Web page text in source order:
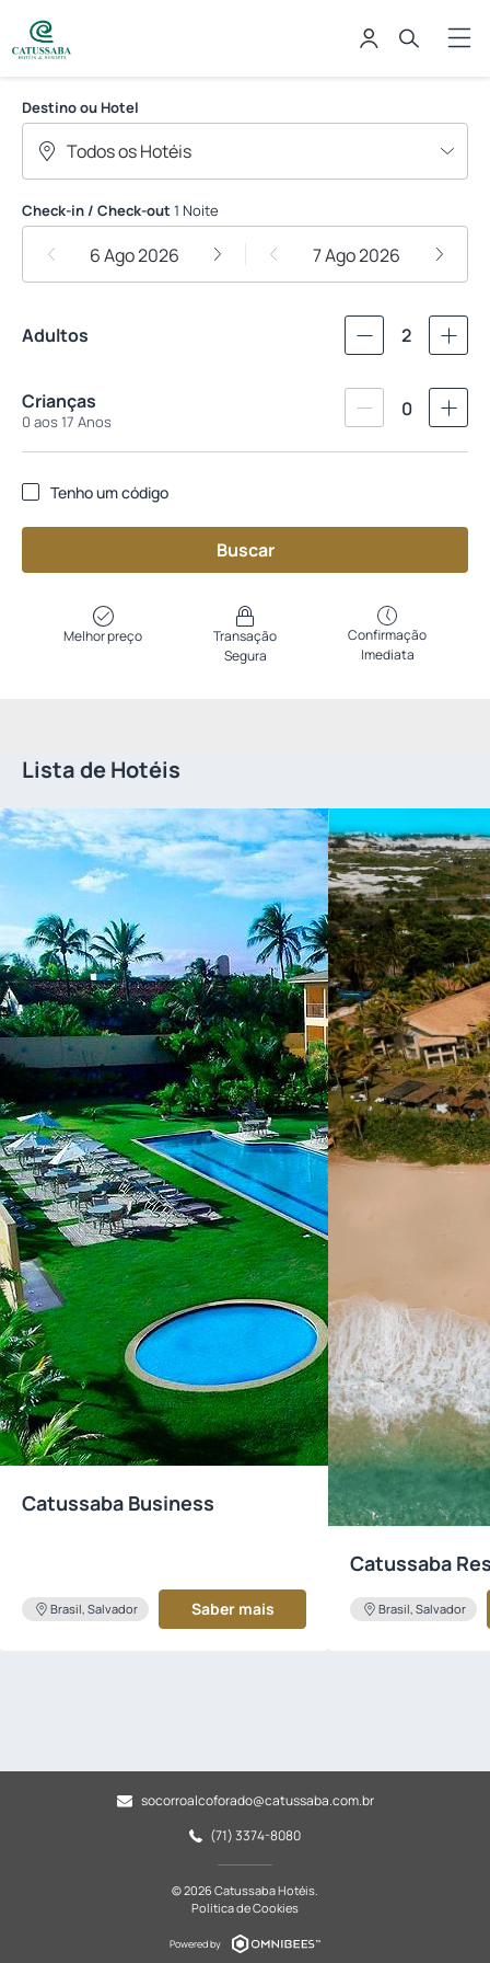
Catussaba Hotéis
Destino ou Hotel
Check-in / Check-out 1 Noite
6 Ago 2026 7 Ago 2026
Adultos 2
Crianças
0 aos 17 Anos
0
Tenho um código
Buscar
Melhor preço
Transação
Segura
Confirmação
Imediata
Lista de Hotéis
Catussaba Business
Brasil, Salvador Saber mais
Catussaba
Brasil, Salvador
socorroalcoforado@catussaba.com.br
(71) 3374-8080
© 2026 Catussaba Hotéis.
Política de Cookies
Powered by